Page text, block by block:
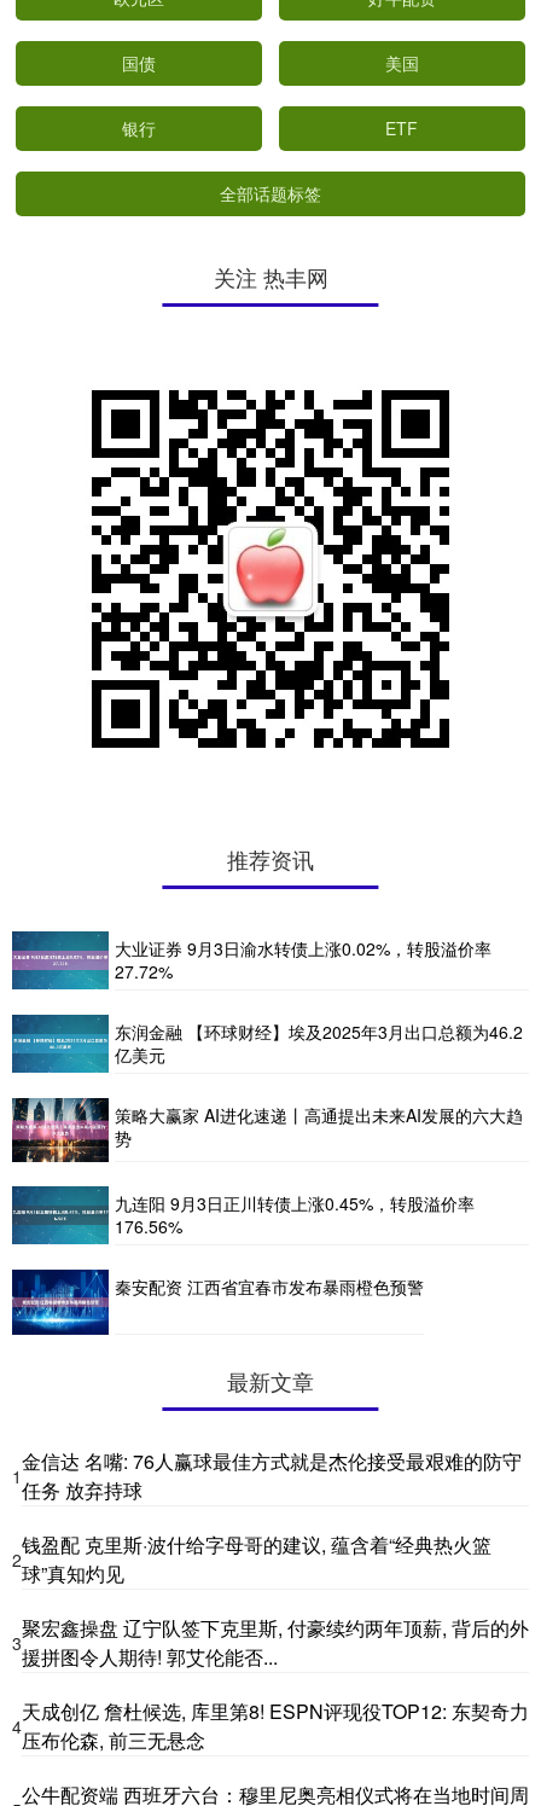
国债 美国
银行 ETF
全部话题标签
关注 热丰网
推荐资讯
大业证券 9月3日渝水转债上涨0.02%，转股溢价率
27.72%
东润金融 【环球财经】埃及2025年3月出口总额为46.2
亿美元
策略大赢家 AI进化速递丨高通提出未来AI发展的六大趋
势
九连阳 9月3日正川转债上涨0.45%，转股溢价率
176.56%
秦安配资 江西省宜春市发布暴雨橙色预警
最新文章
1
金信达 名嘴: 76人赢球最佳方式就是杰伦接受最艰难的防守
任务 放弃持球
2
钱盈配 克里斯·波什给字母哥的建议, 蕴含着“经典热火篮
球”真知灼见
3
聚宏鑫操盘 辽宁队签下克里斯, 付豪续约两年顶薪, 背后的外
援拼图令人期待! 郭艾伦能否...
4
天成创亿 詹杜候选, 库里第8! ESPN评现役TOP12: 东契奇力
压布伦森, 前三无悬念
公牛配资端 西班牙六台：穆里尼奥亮相仪式将在当地时间周